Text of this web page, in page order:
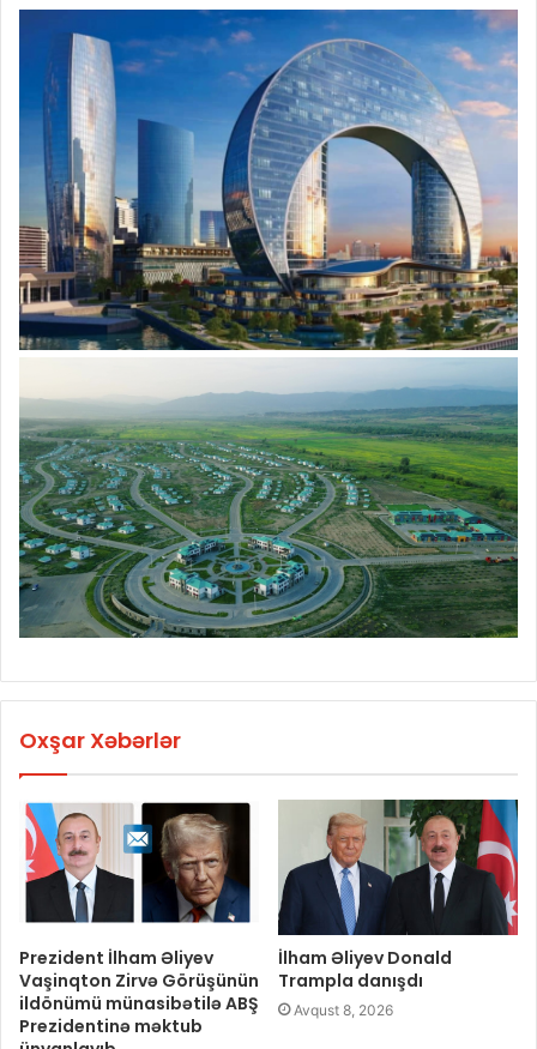
Oxşar Xəbərlər
Prezident İlham Əliyev
Vaşinqton Zirvə Görüşünün
ildönümü münasibətilə ABŞ
Prezidentinə məktub
İlham Əliyev Donald
Trampla danışdı
Avqust 8, 2026